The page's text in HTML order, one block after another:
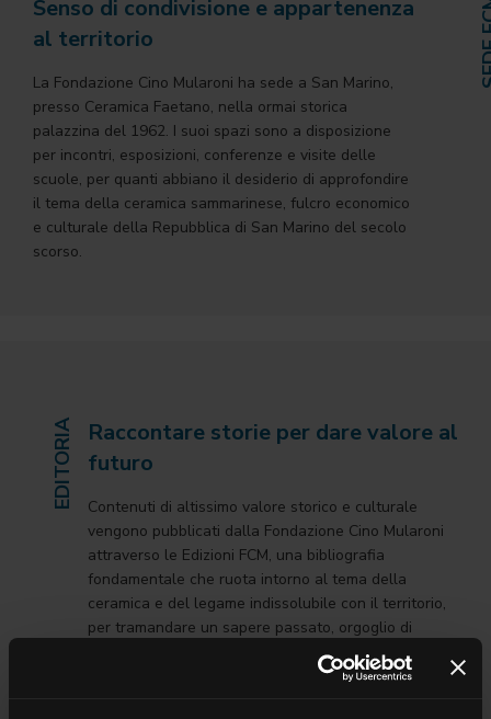
Senso di condivisione e appartenenza
al territorio
La Fondazione Cino Mularoni ha sede a San Marino,
presso Ceramica Faetano, nella ormai storica
palazzina del 1962. I suoi spazi sono a disposizione
per incontri, esposizioni, conferenze e visite delle
scuole, per quanti abbiano il desiderio di approfondire
il tema della ceramica sammarinese, fulcro economico
e culturale della Repubblica di San Marino del secolo
scorso.
EDITORIA
Raccontare storie per dare valore al
futuro
Contenuti di altissimo valore storico e culturale
vengono pubblicati dalla Fondazione Cino Mularoni
attraverso le Edizioni FCM, una bibliografia
fondamentale che ruota intorno al tema della
ceramica e del legame indissolubile con il territorio,
per tramandare un sapere passato, orgoglio di
un’intera comunità, che diventi fonte d’ispirazione
per le nuove generazioni del domani.